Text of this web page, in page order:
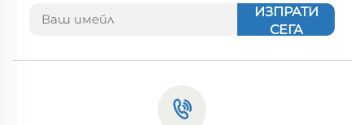
ИЗПРАТИ
СЕГА